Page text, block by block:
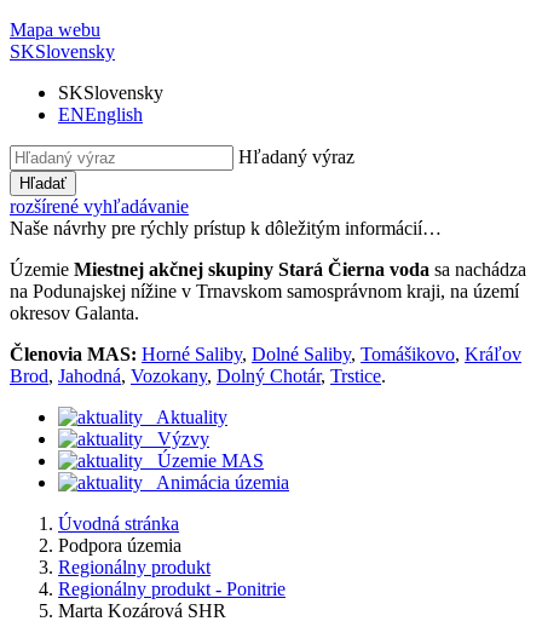
Mapa webu
SKSlovensky
SKSlovensky
ENEnglish
Hľadaný výraz
Hľadať
rozšírené vyhľadávanie
Naše návrhy pre rýchly prístup k dôležitým informácií…
Územie Miestnej akčnej skupiny Stará Čierna voda sa nachádza
na Podunajskej nížine v Trnavskom samosprávnom kraji, na území
okresov Galanta.
Členovia MAS: Horné Saliby, Dolné Saliby, Tomášikovo, Kráľov
Brod, Jahodná, Vozokany, Dolný Chotár, Trstice.
Aktuality
Výzvy
Územie MAS
Animácia územia
Úvodná stránka
Podpora územia
Regionálny produkt
Regionálny produkt - Ponitrie
Marta Kozárová SHR